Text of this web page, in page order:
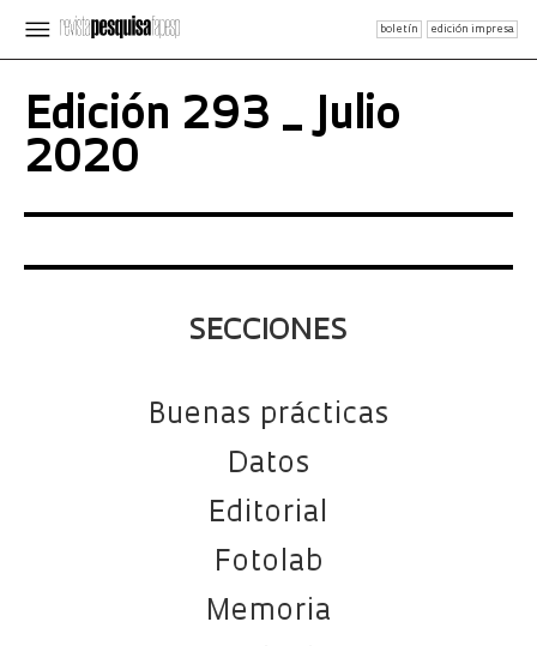
boletín edición impresa
Edición 293 _ Julio
2020
SECCIONES
Buenas prácticas
Datos
Editorial
Fotolab
Memoria